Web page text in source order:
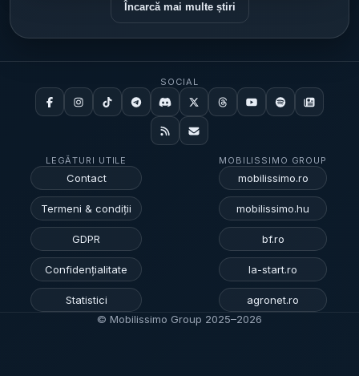
Încarcă mai multe știri
LEGĂTURI UTILE
Contact
Termeni & condiții
GDPR
Confidențialitate
Statistici
SOCIAL
MOBILISSIMO GROUP
mobilissimo.ro
mobilissimo.hu
bf.ro
la-start.ro
agronet.ro
© Mobilissimo Group 2025–2026